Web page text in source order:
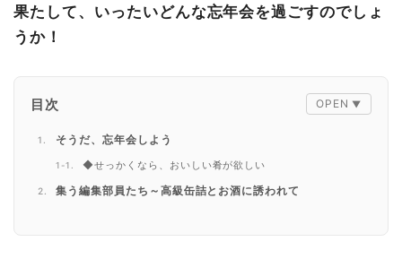
果たして、いったいどんな忘年会を過ごすのでしょ
うか！
目次
そうだ、忘年会しよう
◆せっかくなら、おいしい肴が欲しい
集う編集部員たち～高級缶詰とお酒に誘われて